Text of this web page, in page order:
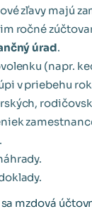
zľavy majú
ročné
úrad.
(napr.
v priebehu
mzdová